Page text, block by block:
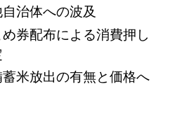
治体への波及
め券配布による消費押し
蓄米放出の有無と価格へ